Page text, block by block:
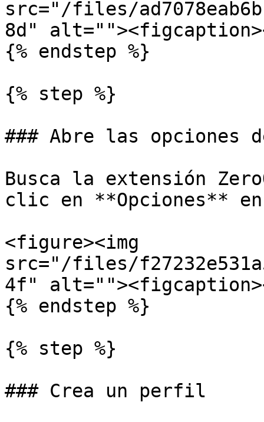
src="/files/
8d"
{% endstep %}
{% step %}
### Abre las opciones
Busca la extensión
clic en **Opciones**
<figure><img
src="/files/
4f"
{% endstep %}
{% step %}
### Crea un perfil